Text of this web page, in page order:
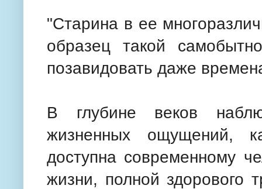
"Старина в ее
образец такой
позавидовать даже
В глубине веков
жизненных ощущений,
доступна современному
жизни, полной здорового